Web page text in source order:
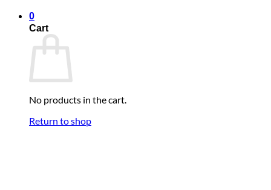
0
Cart
No products in the cart.
Return to shop